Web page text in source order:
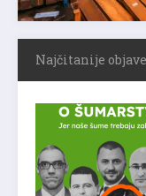
Najčitanije objave